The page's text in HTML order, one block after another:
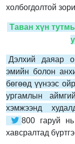
холбогдолтой
Таван хүн
Дэлхий даяар
эмийн болон
бөгөөд үүнээс
ургамлын
хэмжээнд
800 гаруй
хавсралтад